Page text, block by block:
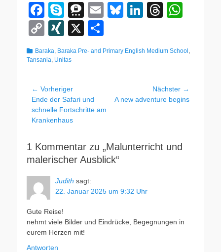
F
a
c
e
o
o
k
S
ky
p
e
T
hr
e
e
E
Bl
sk
Li
e
T
a
s
s
p
p
C
o
p
Li
n
k
XI
N
G
X
eil
Kategorien
Baraka, Baraka Pre- and Primary English Medium School ,
Tansania, Unitas
Beitragsnavigation
← Vorheriger
Vorheriger
Beitrag:
Ende der Safari und
schnelle Fortschritte am
Krankenhaus
Nächster →
Nächster
A new adventure begins
1 Kommentar zu „Malunterricht und
malerischer Ausblick“
Judith sagt:
22. Januar 2025 um 9:32 Uhr
Gute Reise!
nehmt viele Bilder und Eindrücke, Begegnungen in
eurem Herzen mit!
Antworten